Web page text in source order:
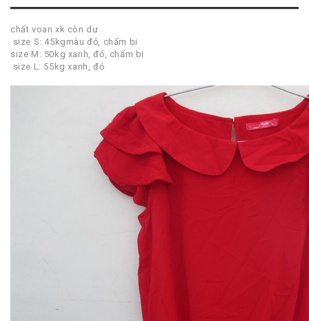
chất voan xk còn dư
size S: 45kgmàu đỏ, chấm bi
size M: 50kg xanh, đỏ, chấm bi
size L: 55kg xanh, đỏ